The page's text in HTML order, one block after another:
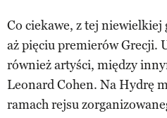
Co ciekawe, z tej
aż pięciu premierów Grecji.
również artyści, między
Leonard Cohen. Na Hydrę
ramach rejsu